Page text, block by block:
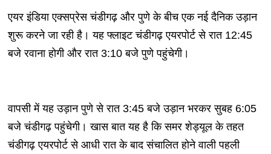
एयर इंडिया एक्सप्रेस चंडीगढ़ और पुणे के बीच एक नई दैनिक उड़ान
शुरू करने जा रही है। यह फ्लाइट चंडीगढ़ एयरपोर्ट से रात 12:45
बजे रवाना होगी और रात 3:10 बजे पुणे पहुंचेगी।
वापसी में यह उड़ान पुणे से रात 3:45 बजे उड़ान भरकर सुबह 6:05
बजे चंडीगढ़ पहुंचेगी। खास बात यह है कि समर शेड्यूल के तहत
चंडीगढ़ एयरपोर्ट से आधी रात के बाद संचालित होने वाली पहली